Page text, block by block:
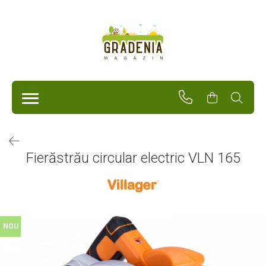
Tractorașe de cosit iarba
Masini de tuns iarba
Roabe
Pompe de apă
Hidrofoare
Fierastrau gard viu
Dispozitiv de ascutit lant
Fierăstrău circular electric VLN 165
NOU